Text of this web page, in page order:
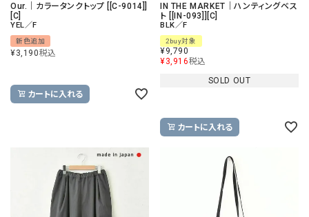
Our.｜カラータンクトップ [[C-9014]]
[C]
YEL／F
新色追加
¥3,190税込
カートに入れる
IN THE MARKET｜ハンティングベス
ト [[IN-093]][C]
BLK／F
2buy対象
¥9,790
¥3,916税込
SOLD OUT
カートに入れる